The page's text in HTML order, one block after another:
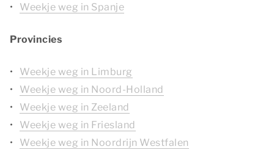
Weekje weg in Spanje
Provincies
Weekje weg in Limburg
Weekje weg in Noord-Holland
Weekje weg in Zeeland
Weekje weg in Friesland
Weekje weg in Noordrijn Westfalen